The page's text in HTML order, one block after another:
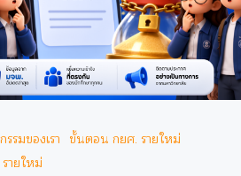
รรมของเรา ขั้นตอน กยศ. รายใหม่
ายใหม่